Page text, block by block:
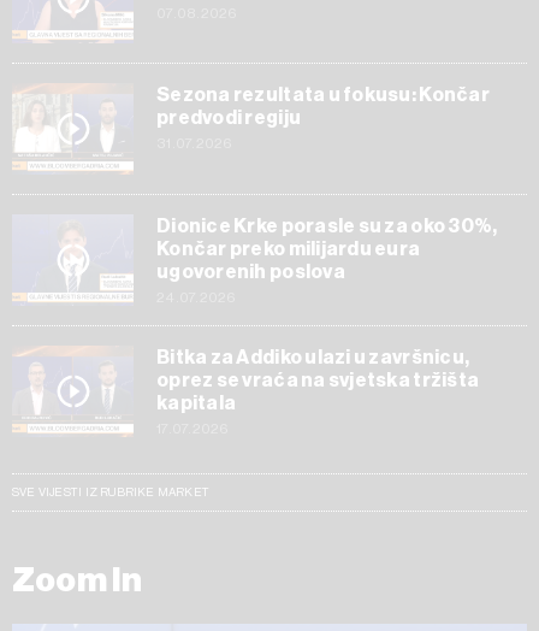
Sezona rezultata u fokusu: Končar
predvodi regiju
Dionice Krke porasle su za oko 30%,
Končar preko milijardu eura
ugovorenih poslova
Bitka za Addiko ulazi u završnicu,
oprez se vraća na svjetska tržišta
kapitala
SVE VIJESTI IZ RUBRIKE MARKET
Zoom In